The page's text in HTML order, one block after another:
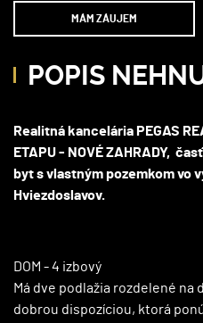
MÁM ZÁUJEM
POPIS
Realitná kancelária PEGAS
ETAPU - NOVÉ ZAHRADY,
byt s vlastným pozemkom vo
Hviezdoslavov.
DOM - 4 izbový
Má dve podlažia rozdelené na
dobrou dispozíciou, ktorá